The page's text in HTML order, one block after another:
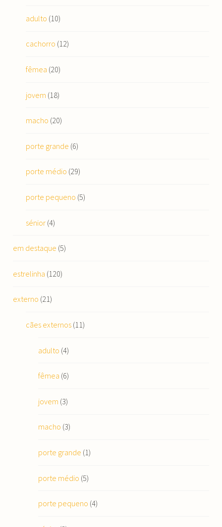
adulto (10)
cachorro (12)
fêmea (20)
jovem (18)
macho (20)
porte grande (6)
porte médio (29)
porte pequeno (5)
sénior(4)
em destaque (5)
estrelinha (120)
externo (21)
cães externos(11)
adulto (4)
fêmea (6)
jovem (3)
macho (3)
porte grande (1)
porte médio (5)
porte pequeno (4)